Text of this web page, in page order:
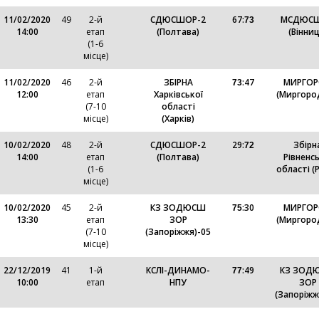
11/02/2020
14:00
49
2-й
етап
(1-6
місце)
СДЮСШОР-2
(Полтава)
67:73
11/02/2020
12:00
46
2-й
етап
(7-10
місце)
ЗБІРНА
Харківської
області
(Харків)
73:47
10/02/2020
14:00
48
2-й
етап
(1-6
місце)
СДЮСШОР-2
(Полтава)
29:72
області
10/02/2020
13:30
45
2-й
етап
(7-10
місце)
КЗ ЗОДЮСШ
ЗОР
(Запоріжжя)-05
75:30
22/12/2019
10:00
41
1-й
етап
КСЛІ-ДИНАМО-
НПУ
77:49
КЗ
ЗОР